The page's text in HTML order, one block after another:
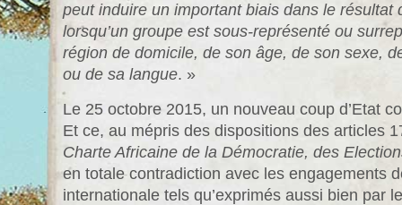
peut induire un important biais dans le résultat
lorsqu’un groupe est sous-représenté ou
région de domicile, de son âge, de son sexe,
ou de sa langue. »
Le 25 octobre 2015, un nouveau coup d’Etat
Et ce, au mépris des dispositions des articles
Charte Africaine de la Démocratie, des
en totale contradiction avec les engagements
internationale tels qu’exprimés aussi bien par